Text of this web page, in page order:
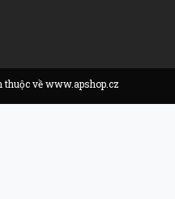
thuộc về www.apshop.cz